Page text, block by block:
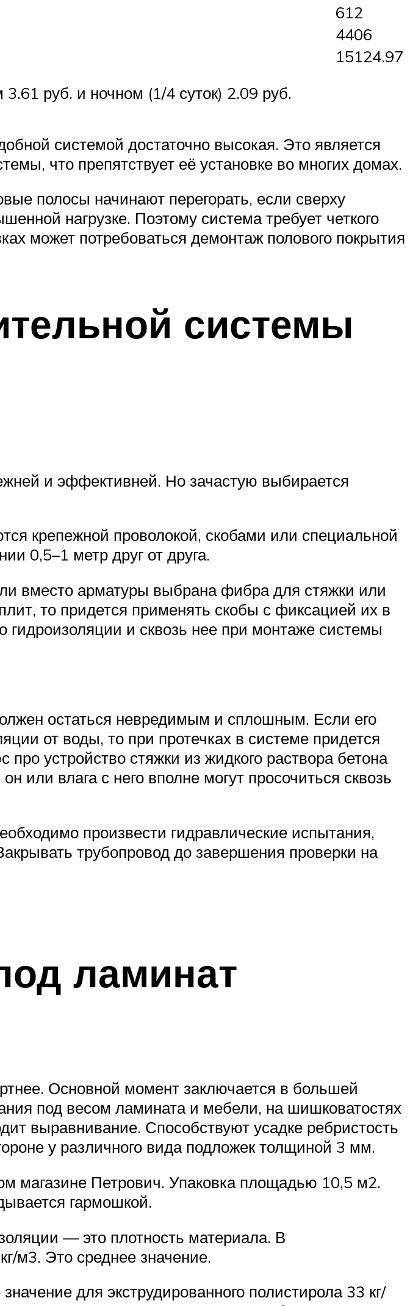
612
4406
15124.97
руб. и ночном (1/4 суток) 2.09 руб.
системой достаточно высокая. Это является
что препятствует её установке во многих домах.
полосы начинают перегорать, если сверху
нагрузке. Поэтому система требует четкого
может потребоваться демонтаж полового покрытия
системы
и эффективней. Но зачастую выбирается
крепежной проволокой, скобами или специальной
0,5–1 метр друг от друга.
вместо арматуры выбрана фибра для стяжки или
то придется применять скобы с фиксацией их в
гидроизоляции и сквозь нее при монтаже системы
остаться невредимым и сплошным. Если его
от воды, то при протечках в системе придется
устройство стяжки из жидкого раствора бетона
или влага с него вполне могут просочиться сквозь
произвести гидравлические испытания,
трубопровод до завершения проверки на
ламинат
Основной момент заключается в большей
под весом ламината и мебели, на шишковатостях
выравнивание. Способствуют усадке ребристость
у различного вида подложек толщиной 3 мм.
магазине Петрович. Упаковка площадью 10,5 м2.
гармошкой.
— это плотность материала. В
м3. Это среднее значение.
для экструдированного полистирола 33 кг/